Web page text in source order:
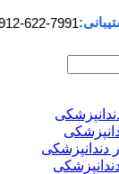
622-7991
دندانپزشکی